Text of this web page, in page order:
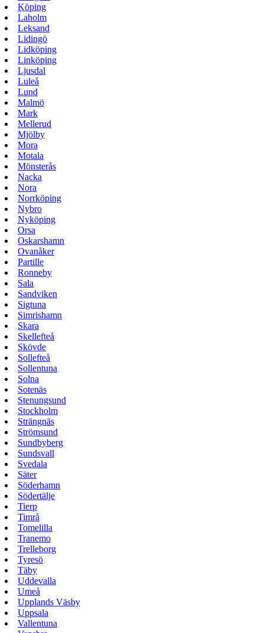
Köping
Laholm
Leksand
Lidingö
Lidköping
Linköping
Ljusdal
Luleå
Lund
Malmö
Mark
Mellerud
Mjölby
Mora
Motala
Mönsterås
Nacka
Nora
Norrköping
Nybro
Nyköping
Orsa
Oskarshamn
Ovanåker
Partille
Ronneby
Sala
Sandviken
Sigtuna
Simrishamn
Skara
Skellefteå
Skövde
Sollefteå
Sollentuna
Solna
Sotenäs
Stenungsund
Stockholm
Strängnäs
Strömsund
Sundbyberg
Sundsvall
Svedala
Säter
Söderhamn
Södertälje
Tierp
Timrå
Tomelilla
Tranemo
Trelleborg
Tyresö
Täby
Uddevalla
Umeå
Upplands Väsby
Uppsala
Vallentuna